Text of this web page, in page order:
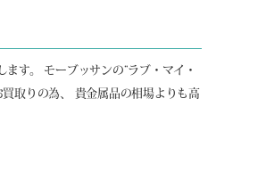
す。 モーブッサンの“ラブ・マイ・
取りの為、 貴金属品の相場よりも高